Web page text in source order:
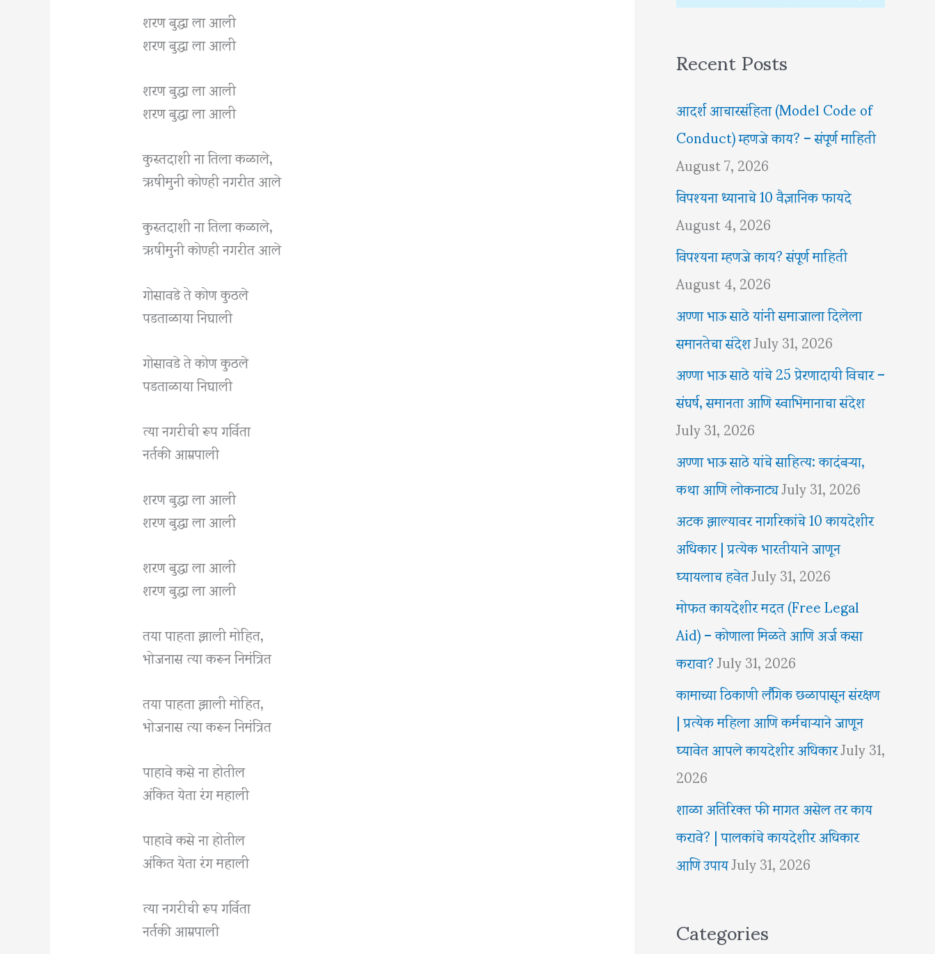
शरण बुद्धा ला आली
शरण बुद्धा ला आली
शरण बुद्धा ला आली
शरण बुद्धा ला आली
कुस्तदाशी ना तिला कळाले,
ऋषीमुनी कोण्ही नगरीत आले
कुस्तदाशी ना तिला कळाले,
ऋषीमुनी कोण्ही नगरीत आले
गोसावडे ते कोण कुठले
पडताळाया निघाली
गोसावडे ते कोण कुठले
पडताळाया निघाली
त्या नगरीची रूप गर्विता
नर्तकी आम्रपाली
शरण बुद्धा ला आली
शरण बुद्धा ला आली
शरण बुद्धा ला आली
शरण बुद्धा ला आली
तया पाहता झाली मोहित,
भोजनास त्या करून निमंत्रित
तया पाहता झाली मोहित,
भोजनास त्या करून निमंत्रित
पाहावे कसे ना होतील
अंकित येता रंग महाली
पाहावे कसे ना होतील
अंकित येता रंग महाली
त्या नगरीची रूप गर्विता
नर्तकी आम्रपाली
Recent Posts
आदर्श आचारसंहिता (Model Code of
Conduct) म्हणजे काय? – संपूर्ण माहिती
August 7, 2026
विपश्यना ध्यानाचे 10 वैज्ञानिक फायदे
August 4, 2026
विपश्यना म्हणजे काय? संपूर्ण माहिती
August 4, 2026
अण्णा भाऊ साठे यांनी समाजाला दिलेला
समानतेचा संदेशJuly 31, 2026
अण्णा भाऊ साठे यांचे 25 प्रेरणादायी विचार –
संघर्ष, समानता आणि स्वाभिमानाचा संदेश
July 31, 2026
अण्णा भाऊ साठे यांचे साहित्य: कादंबऱ्या,
कथा आणि लोकनाट्यJuly 31, 2026
अटक झाल्यावर नागरिकांचे 10 कायदेशीर
अधिकार | प्रत्येक भारतीयाने जाणून
घ्यायलाच हवेतJuly 31, 2026
मोफत कायदेशीर मदत (Free Legal
Aid) – कोणाला मिळते आणि अर्ज कसा
करावा?July 31, 2026
कामाच्या ठिकाणी लैंगिक छळापासून संरक्षण
| प्रत्येक महिला आणि कर्मचाऱ्याने जाणून
घ्यावेत आपले कायदेशीर अधिकारJuly 31,
2026
शाळा अतिरिक्त फी मागत असेल तर काय
करावे? | पालकांचे कायदेशीर अधिकार
आणि उपायJuly 31, 2026
Categories